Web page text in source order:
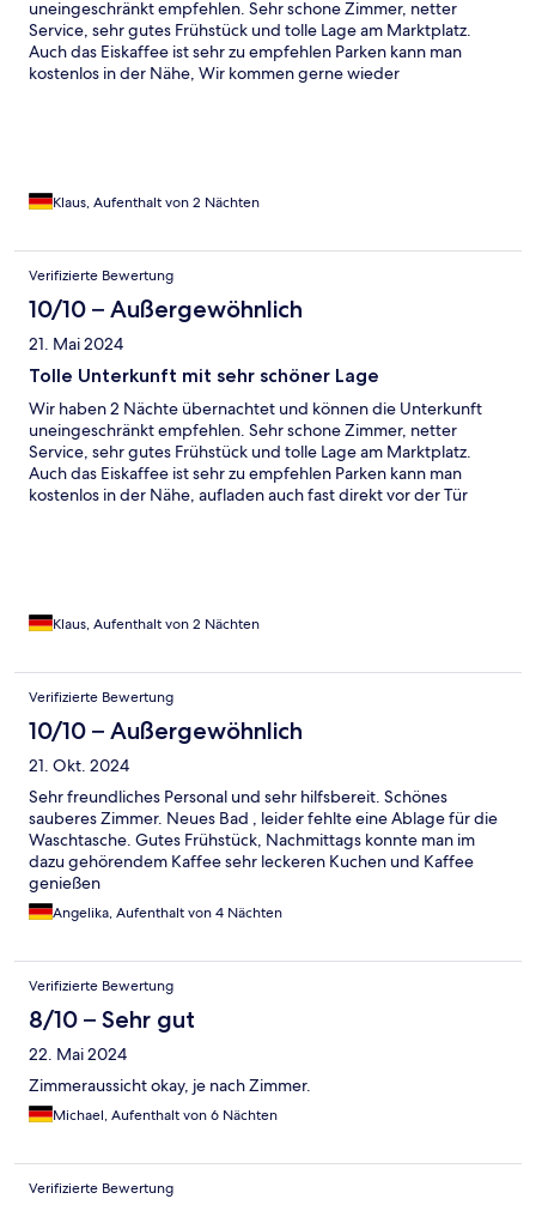
uneingeschränkt empfehlen. Sehr schone Zimmer, netter
Service, sehr gutes Frühstück und tolle Lage am Marktplatz.
Auch das Eiskaffee ist sehr zu empfehlen Parken kann man
kostenlos in der Nähe, Wir kommen gerne wieder
Klaus, Aufenthalt von 2 Nächten
Verifizierte Bewertung
10/10 – Außergewöhnlich
21. Mai 2024
Tolle Unterkunft mit sehr schöner Lage
Wir haben 2 Nächte übernachtet und können die Unterkunft
uneingeschränkt empfehlen. Sehr schone Zimmer, netter
Service, sehr gutes Frühstück und tolle Lage am Marktplatz.
Auch das Eiskaffee ist sehr zu empfehlen Parken kann man
kostenlos in der Nähe, aufladen auch fast direkt vor der Tür
Klaus, Aufenthalt von 2 Nächten
Verifizierte Bewertung
10/10 – Außergewöhnlich
21. Okt. 2024
Sehr freundliches Personal und sehr hilfsbereit. Schönes
sauberes Zimmer. Neues Bad , leider fehlte eine Ablage für die
Waschtasche. Gutes Frühstück, Nachmittags konnte man im
dazu gehörendem Kaffee sehr leckeren Kuchen und Kaffee
genießen
Angelika, Aufenthalt von 4 Nächten
Verifizierte Bewertung
8/10 – Sehr gut
22. Mai 2024
Zimmeraussicht okay, je nach Zimmer.
Michael, Aufenthalt von 6 Nächten
Verifizierte Bewertung